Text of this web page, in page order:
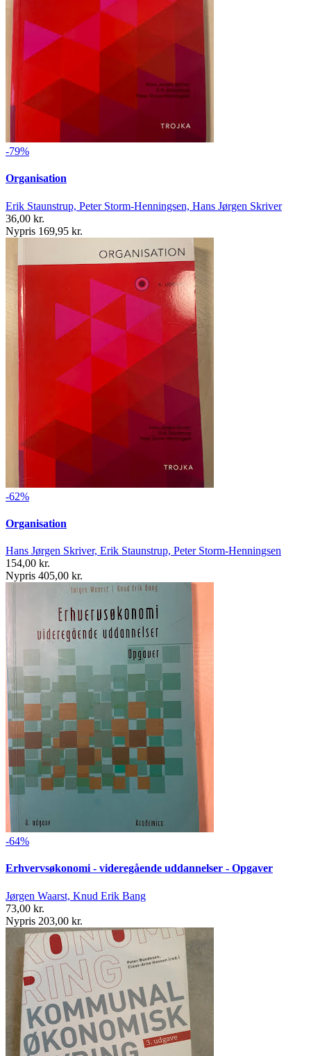
-79%
Organisation
Erik Staunstrup, Peter Storm-Henningsen, Hans Jørgen Skriver
36,00 kr.
Nypris 169,95 kr.
-62%
Organisation
Hans Jørgen Skriver, Erik Staunstrup, Peter Storm-Henningsen
154,00 kr.
Nypris 405,00 kr.
-64%
Erhvervsøkonomi - videregående uddannelser - Opgaver
Jørgen Waarst, Knud Erik Bang
73,00 kr.
Nypris 203,00 kr.